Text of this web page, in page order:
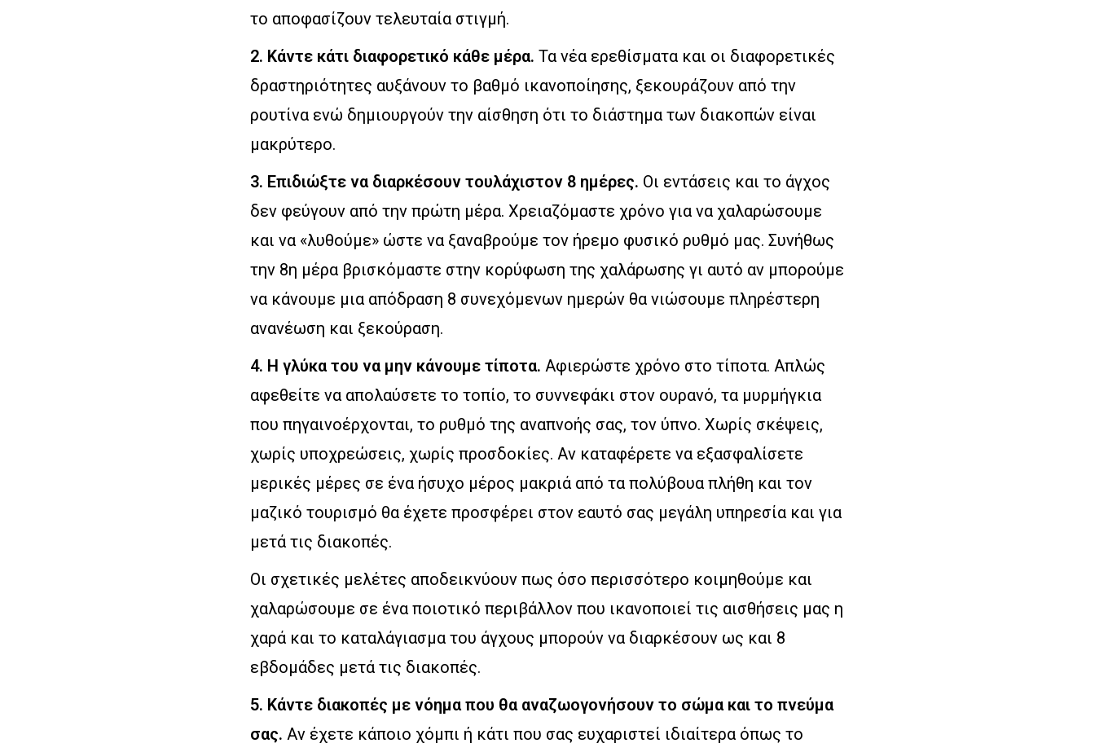
το αποφασίζουν τελευταία στιγμή.
2. Κάντε κάτι διαφορετικό κάθε μέρα. Τα νέα ερεθίσματα και οι διαφορετικές
δραστηριότητες αυξάνουν το βαθμό ικανοποίησης, ξεκουράζουν από την
ρουτίνα ενώ δημιουργούν την αίσθηση ότι το διάστημα των διακοπών είναι
μακρύτερο.
3. Επιδιώξτε να διαρκέσουν τουλάχιστον 8 ημέρες. Οι εντάσεις και το άγχος
δεν φεύγουν από την πρώτη μέρα. Χρειαζόμαστε χρόνο για να χαλαρώσουμε
και να «λυθούμε» ώστε να ξαναβρούμε τον ήρεμο φυσικό ρυθμό μας. Συνήθως
την 8η μέρα βρισκόμαστε στην κορύφωση της χαλάρωσης γι αυτό αν μπορούμε
να κάνουμε μια απόδραση 8 συνεχόμενων ημερών θα νιώσουμε πληρέστερη
ανανέωση και ξεκούραση.
4. Η γλύκα του να μην κάνουμε τίποτα. Αφιερώστε χρόνο στο τίποτα. Απλώς
αφεθείτε να απολαύσετε το τοπίο, το συννεφάκι στον ουρανό, τα μυρμήγκια
που πηγαινοέρχονται, το ρυθμό της αναπνοής σας, τον ύπνο. Χωρίς σκέψεις,
χωρίς υποχρεώσεις, χωρίς προσδοκίες. Αν καταφέρετε να εξασφαλίσετε
μερικές μέρες σε ένα ήσυχο μέρος μακριά από τα πολύβουα πλήθη και τον
μαζικό τουρισμό θα έχετε προσφέρει στον εαυτό σας μεγάλη υπηρεσία και για
μετά τις διακοπές.
Οι σχετικές μελέτες αποδεικνύουν πως όσο περισσότερο κοιμηθούμε και
χαλαρώσουμε σε ένα ποιοτικό περιβάλλον που ικανοποιεί τις αισθήσεις μας η
χαρά και το καταλάγιασμα του άγχους μπορούν να διαρκέσουν ως και 8
εβδομάδες μετά τις διακοπές.
5. Κάντε διακοπές με νόημα που θα αναζωογονήσουν το σώμα και το πνεύμα
σας. Αν έχετε κάποιο χόμπι ή κάτι που σας ευχαριστεί ιδιαίτερα όπως το